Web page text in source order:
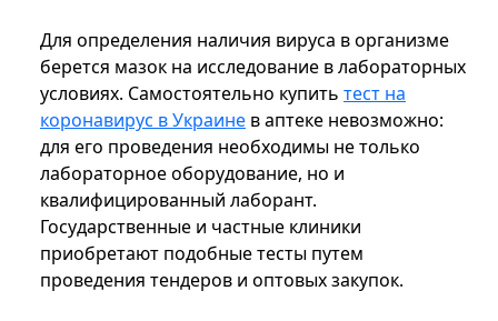
Для определения наличия вируса в организме
берется мазок на исследование в лабораторных
условиях. Самостоятельно купить тест на
коронавирус в Украине в аптеке невозможно:
для его проведения необходимы не только
лабораторное оборудование, но и
квалифицированный лаборант.
Государственные и частные клиники
приобретают подобные тесты путем
проведения тендеров и оптовых закупок.